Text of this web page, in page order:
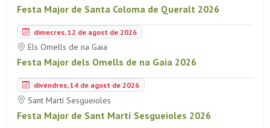
Festa Major de Santa Coloma de Queralt 2026
dimecres, 12 de agost de 2026
Els Omells de na Gaia
Festa Major dels Omells de na Gaia 2026
divendres, 14 de agost de 2026
Sant Martí Sesgueioles
Festa Major de Sant Martí Sesgueioles 2026